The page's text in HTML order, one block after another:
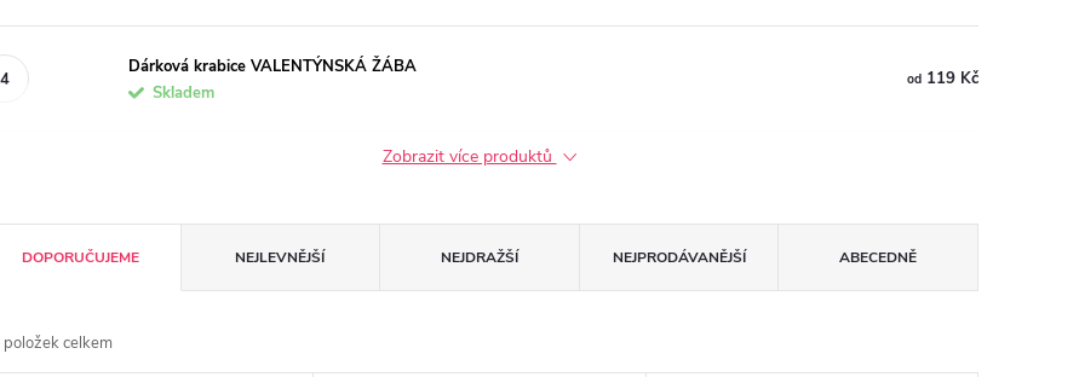
Dárková krabice VALENTÝNSKÁ ŽÁBA
Skladem
od 119 Kč
Zobrazit více produktů
DOPORUČUJEME NEJLEVNĚJŠÍ NEJDRAŽŠÍ NEJPRODÁVANĚJŠÍ ABECEDNĚ
položek celkem